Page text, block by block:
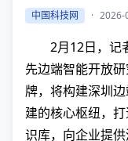
中国科技网 · 2026-
2月12日，记
先边端智能开放
牌，将构建深圳
建的核心枢纽，
识库，向企业提供